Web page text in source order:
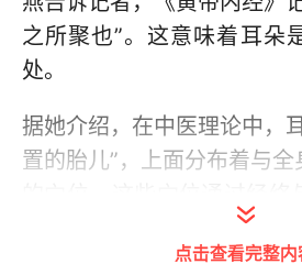
之所聚也”。这意味着耳朵
处。
据她介绍，在中医理论中，
置的胎儿”，上面分布着与
这些穴位，就可调节脏腑
行，相当于做了一个全身
点击查看完整